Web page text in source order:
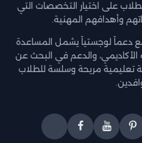
على اختيار التخصصات التي
وأهدافهم المهنية.
دعماً لوجستياً يشمل المساعدة
الأكاديمي، والدعم في البحث عن
تعليمية مريحة وسلسة للطلاب